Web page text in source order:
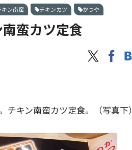
キン南蛮 チキンカツ かつや
蛮カツ定食
チキン南蛮カツ定食。（写真下）